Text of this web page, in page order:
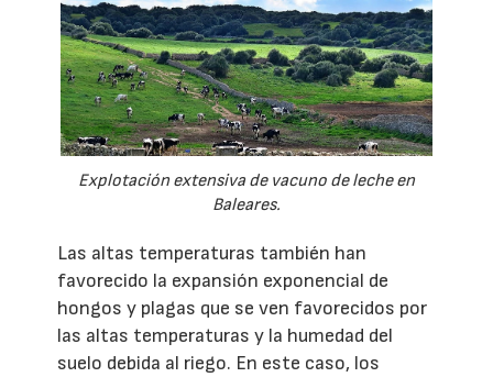
Explotación extensiva de vacuno de leche en
Baleares.
Las altas temperaturas también han
favorecido la expansión exponencial de
hongos y plagas que se ven favorecidos por
las altas temperaturas y la humedad del
suelo debida al riego. En este caso, los